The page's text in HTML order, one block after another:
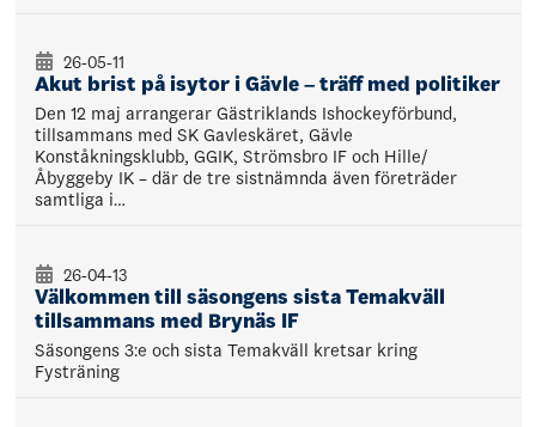
Akut brist på isytor i Gävle – träff med politiker
26-05-11
Den 12 maj arrangerar Gästriklands Ishockeyförbund,
tillsammans med SK Gavleskäret, Gävle
Konståkningsklubb, GGIK, Strömsbro IF och Hille/
Åbyggeby IK – där de tre sistnämnda även företräder
samtliga i…
Välkommen till säsongens sista Temakväll
tillsammans med Brynäs IF
26-04-13
Säsongens 3:e och sista Temakväll kretsar kring
Fysträning